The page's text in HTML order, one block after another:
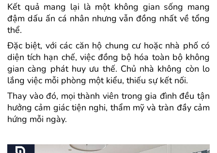
Kết quả mang lại là một không gian sống mang
đậm dấu ấn cá nhân nhưng vẫn đồng nhất về tổng
thể.
Đặc biệt, với các căn hộ chung cư hoặc nhà phố có
diện tích hạn chế, việc đồng bộ hóa toàn bộ không
gian càng phát huy ưu thế. Chủ nhà không còn lo
lắng việc mỗi phòng một kiểu, thiếu sự kết nối.
Thay vào đó, mọi thành viên trong gia đình đều tận
hưởng cảm giác tiện nghi, thẩm mỹ và tràn đầy cảm
hứng mỗi ngày.